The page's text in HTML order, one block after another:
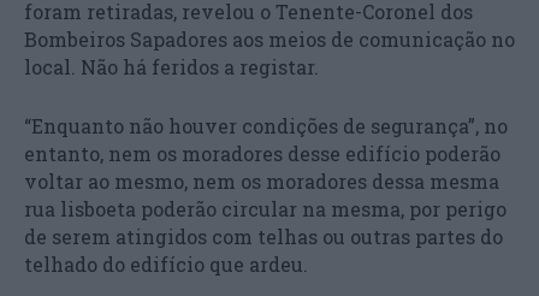
foram retiradas, revelou o Tenente-Coronel dos
Bombeiros Sapadores aos meios de comunicação no
local. Não há feridos a registar.
“Enquanto não houver condições de segurança”, no
entanto, nem os moradores desse edifício poderão
voltar ao mesmo, nem os moradores dessa mesma
rua lisboeta poderão circular na mesma, por perigo
de serem atingidos com telhas ou outras partes do
telhado do edifício que ardeu.